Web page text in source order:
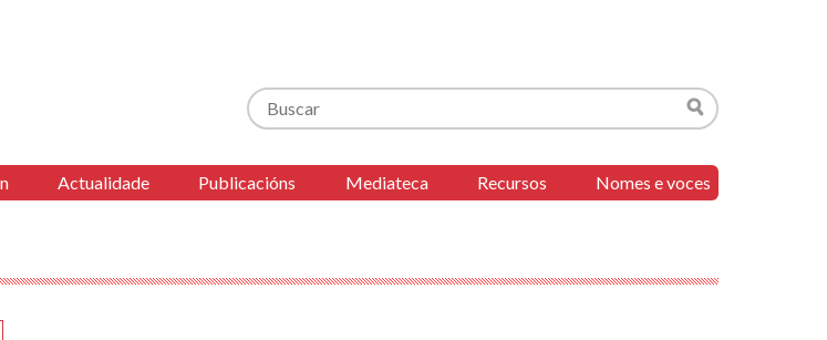
Buscar
Buscar
Actualidade Publicacións Mediateca Recursos Nomes e voces